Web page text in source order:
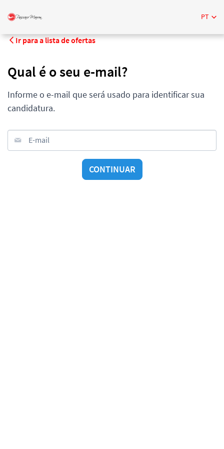
PT
Ir para a lista de ofertas
Qual é o seu e-mail?
Informe o e-mail que será usado para identificar sua
candidatura.
E-mail
CONTINUAR